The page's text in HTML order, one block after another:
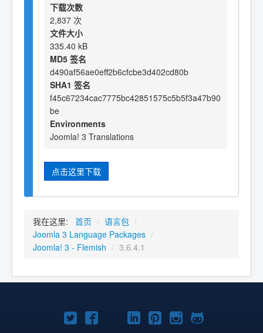
下载次数
2,837 次
文件大小
335.40 kB
MD5 签名
d490af56ae0eff2b6cfcbe3d402cd80b
SHA1 签名
f45c67234cac7775bc42851575c5b5f3a47b90
be
Environments
Joomla! 3 Translations
点击这里下载
我在这里: 首页 / 语言包 /
Joomla 3 Language Packages /
Joomla! 3 - Flemish / 3.6.4.1
TwitterFacebookYouTube
LinkedIn
Pinterest
Instagram
GitHub